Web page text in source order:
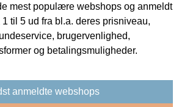
mest populære webshops og anmeldt
til 5 ud fra bl.a. deres prisniveau,
brugervenlighed,
og betalingsmuligheder.
anmeldte webshops